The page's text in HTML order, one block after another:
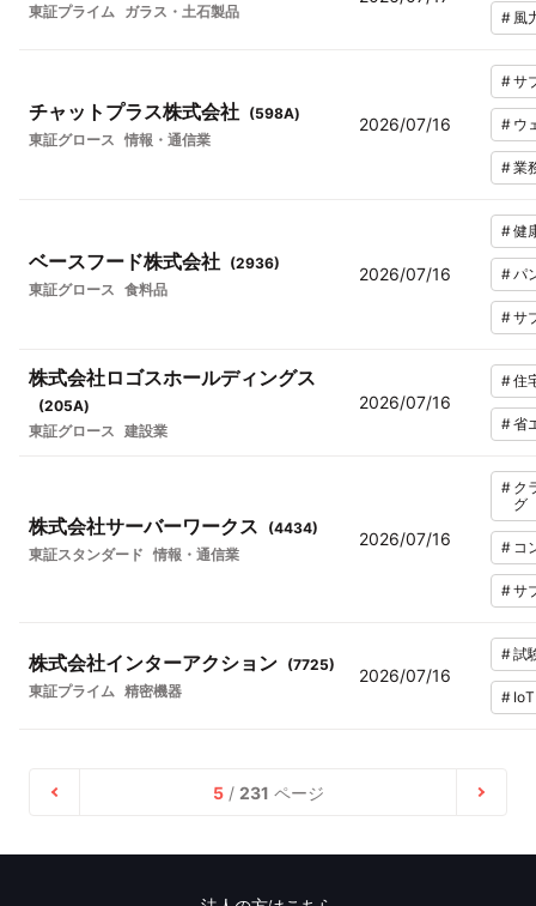
東証プライム ガラス・土石製品 # 風
チャットプラス株式会社 (598A)
東証グロース 情報・通信業
2026/07/16
#サ
# ウ
#業
ベースフード株式会社 (2936)
東証グロース 食料品
2026/07/16
#健
#パ
#サ
株式会社ロゴスホールディングス
(205A)
東証グロース 建設業
2026/07/16
#住
#省
株式会社サーバーワークス (4434)
東証スタンダード 情報・通信業
2026/07/16
# ク
グ
# コ
#サ
株式会社インターアクション (7725)
東証プライム 精密機器
2026/07/16
#試
# IoT
5/ 231 ページ